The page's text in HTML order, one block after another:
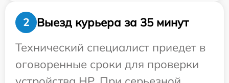
2
Выезд курьера за 35 минут
Технический специалист приедет в
оговоренные сроки для проверки